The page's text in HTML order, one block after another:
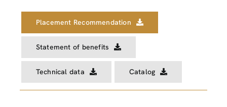
Placement Recommendation
Statement of benefits
Technical data Catalog